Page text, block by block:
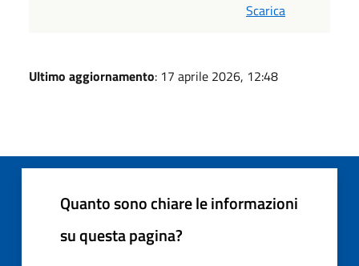
Scarica
Ultimo aggiornamento: 17 aprile 2026, 12:48
Quanto sono chiare le informazioni
su questa pagina?